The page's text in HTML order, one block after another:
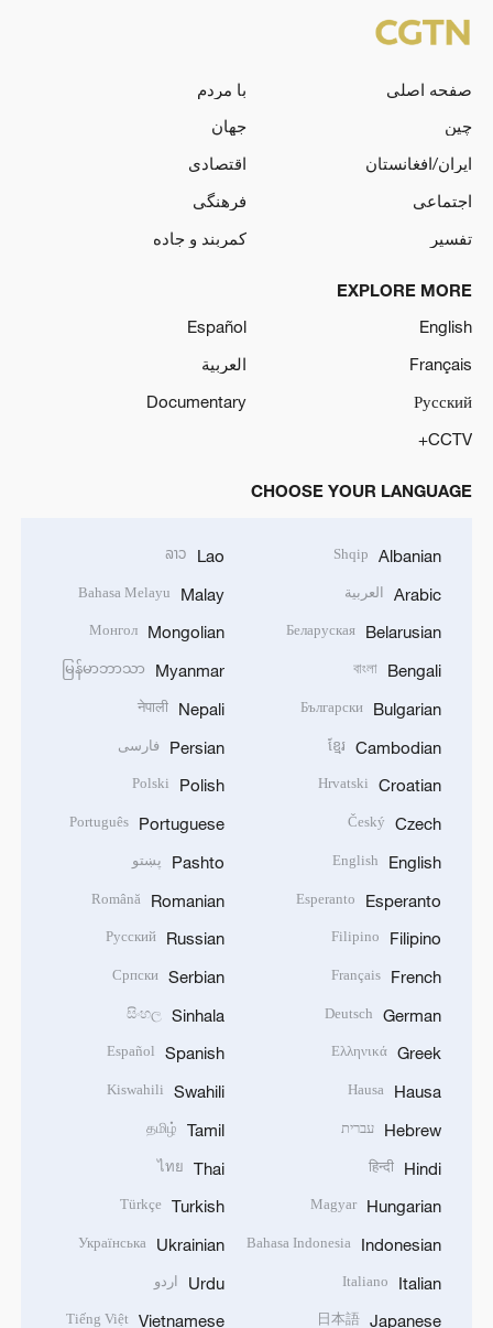
صفحه اصلی
با مردم
چین
جهان
ایران/افغانستان
اقتصادی
اجتماعی
فرهنگی
تفسیر
کمربند و جاده
EXPLORE MORE
English
Español
Français
العربية
Русский
Documentary
CCTV+
CHOOSE YOUR LANGUAGE
Albanian
Shqip
Arabic العربية
Belarusian
Беларуская
Bengali
বাংলা
Bulgarian
Български
Cambodian
ខ្មែរ
Croatian
Hrvatski
Czech
Český
English
English
Esperanto
Esperanto
Filipino
Filipino
French
Français
German
Deutsch
Greek
Ελληνικά
Hausa
Hausa
Hebrew עברית
Hindi
हिन्दी
Hungarian
Magyar
Indonesian
Bahasa Indonesia
Italian
Italiano
Japanese
日本語
Lao
ລາວ
Malay
Bahasa Melayu
Mongolian
Монгол
Myanmar
မြန်မာဘာသာ
Nepali
नेपाली
Persian فارسی
Polish
Polski
Portuguese
Português
Pashto پښتو
Romanian
Română
Russian
Русский
Serbian
Српски
Sinhala
සිංහල
Spanish
Español
Swahili
Kiswahili
Tamil
தமிழ்
Thai
ไทย
Turkish
Türkçe
Ukrainian
Українська
Urdu اردو
Vietnamese
Tiếng Việt